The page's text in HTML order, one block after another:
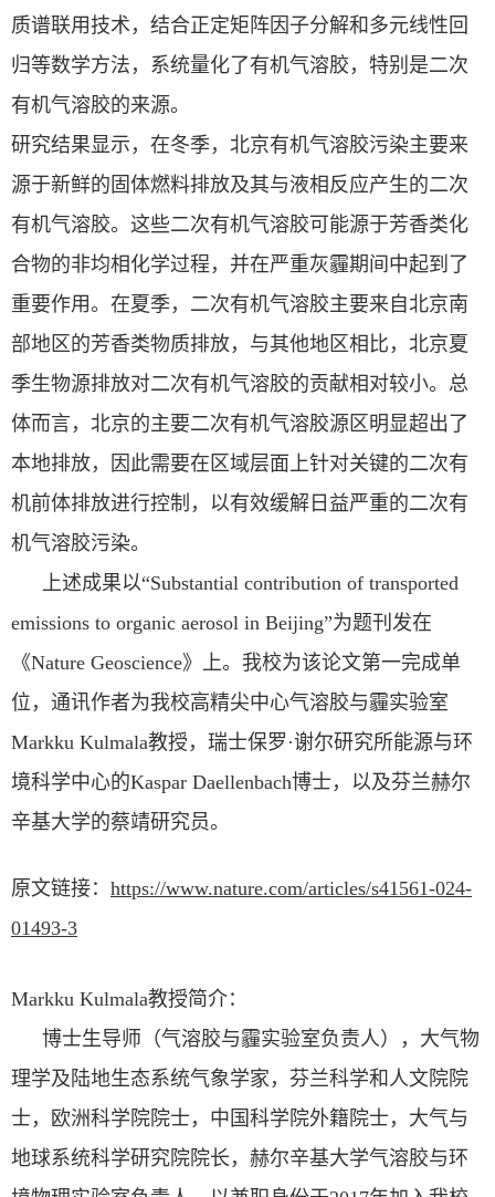
质谱联用技术，结合正定矩阵因子分解和多元线性回
归等数学方法，系统量化了有机气溶胶，特别是二次
有机气溶胶的来源。
研究结果显示，在冬季，北京有机气溶胶污染主要来
源于新鲜的固体燃料排放及其与液相反应产生的二次
有机气溶胶。这些二次有机气溶胶可能源于芳香类化
合物的非均相化学过程，并在严重灰霾期间中起到了
重要作用。在夏季，二次有机气溶胶主要来自北京南
部地区的芳香类物质排放，与其他地区相比，北京夏
季生物源排放对二次有机气溶胶的贡献相对较小。总
体而言，北京的主要二次有机气溶胶源区明显超出了
本地排放，因此需要在区域层面上针对关键的二次有
机前体排放进行控制，以有效缓解日益严重的二次有
机气溶胶污染。
上述成果以“Substantial contribution of transported
emissions to organic aerosol in Beijing”为题刊发在
《Nature Geoscience》上。我校为该论文第一完成单
位，通讯作者为我校高精尖中心气溶胶与霾实验室
Markku Kulmala教授，瑞士保罗 ·谢尔研究所能源与环
境科学中心的Kaspar Daellenbach博士，以及芬兰赫尔
辛基大学的蔡靖研究员。
原文链接： https://www.nature.com/articles/s41561-024-
01493-3
Markku Kulmala教授简介：
博士生导师（气溶胶与霾实验室负责人），大气物
理学及陆地生态系统气象学家，芬兰科学和人文院院
士，欧洲科学院院士，中国科学院外籍院士，大气与
地球系统科学研究院院长，赫尔辛基大学气溶胶与环